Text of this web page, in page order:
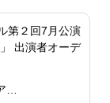
第２回7月公演
出演者オーデ